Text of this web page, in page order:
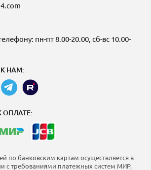
пн-пт 8.00-20.00, сб-вс 10.00-
НАМ:
по банковским картам осуществляется в
с требованиями платежных систем МИР,